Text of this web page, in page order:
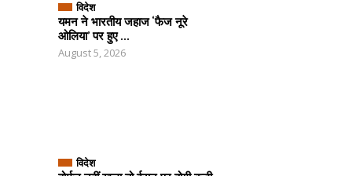
विदेश
यमन ने भारतीय जहाज ‘फैज नूरे
ओलिया’ पर हुए ...
August 5, 2026
विदेश